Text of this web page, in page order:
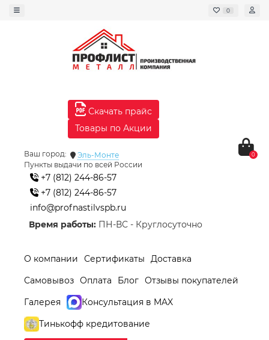
0
Скачать прайс
Товары по Акции
Ваш город:
Эль-Монте
Пункты выдачи по всей России
+7 (812) 244-86-57
+7 (812) 244-86-57
info@profnastilvspb.ru
Время работы: ПН-ВС - Круглосуточно
0
О компании Сертификаты
Доставка
Самовывоз Оплата Блог Отзывы покупателей
Галерея
Консультация в MAX
Тинькофф кредитование